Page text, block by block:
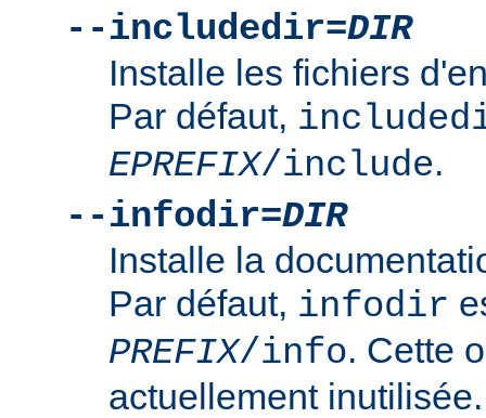
--includedir=DIR
Installe les fichiers
Par défaut,
EPREFIX/include.
--infodir=DIR
Installe la
Par défaut, infodir
PREFIX/info. Cette
actuellement inutilisée.